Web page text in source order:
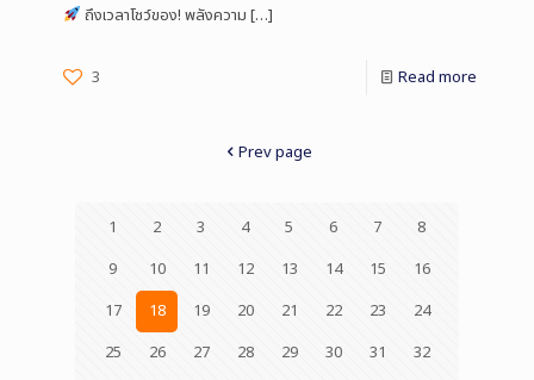
ถึงเวลาโชว์ของ! พลังความ […]
3 Read more
Prev page
1 2 3 4 5 6 7
8
9
10 11 12 13 14 15
16
17
18 19 20 21 22 23
24
25
26 27 28 29 30 31
32